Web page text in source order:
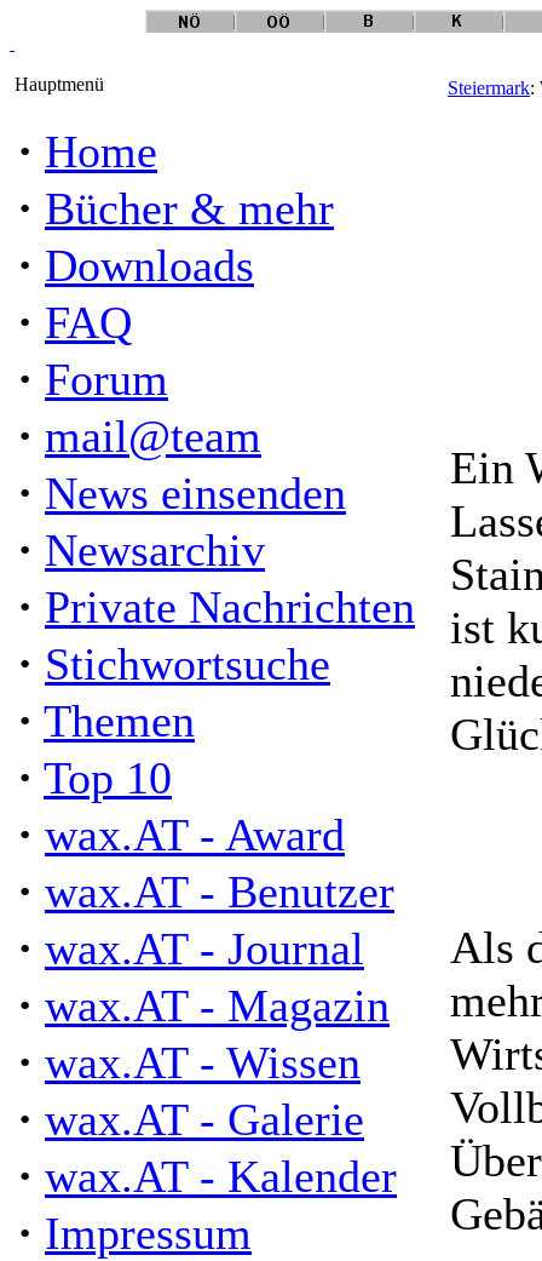
Hauptmenü
· Home
· Bücher & mehr
· Downloads
· FAQ
· Forum
· mail@team
· News einsenden
· Newsarchiv
· Private Nachrichten
· Stichwortsuche
· Themen
· Top 10
· wax.AT - Award
· wax.AT - Benutzer
· wax.AT - Journal
· wax.AT - Magazin
· wax.AT - Wissen
· wax.AT - Galerie
· wax.AT - Kalender
· Impressum
Steiermark:
Ein
ist
Als